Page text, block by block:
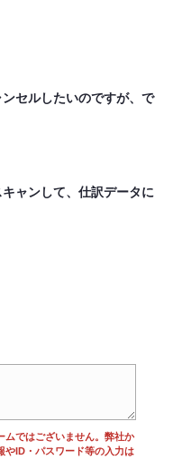
セルしたいのですが、で
ャンして、仕訳データに
ではございません。弊社か
やID・パスワード等の入力は